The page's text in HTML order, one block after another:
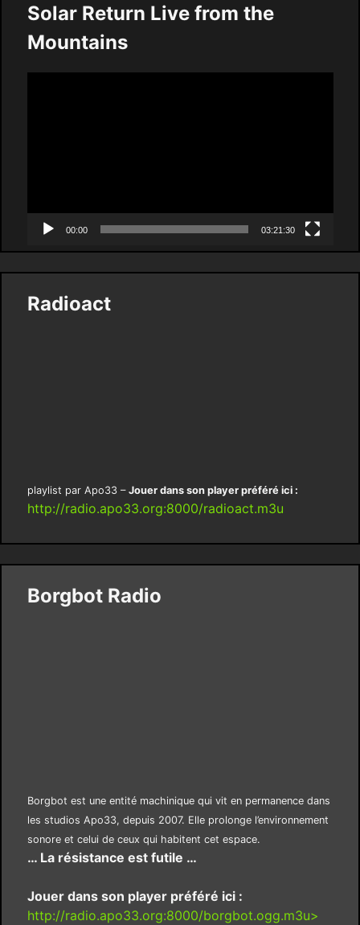
Solar Return Live from the
Mountains
00:00 03:21:30
Radioact
playlist par Apo33 – Jouer dans son player préféré ici :
http://radio.apo33.org:8000/radioact.m3u
Borgbot Radio
Borgbot est une entité machinique qui vit en permanence dans
les studios Apo33, depuis 2007. Elle prolonge l’environnement
sonore et celui de ceux qui habitent cet espace.
… La résistance est futile …
Jouer dans son player préféré ici :
http://radio.apo33.org:8000/borgbot.ogg.m3u>